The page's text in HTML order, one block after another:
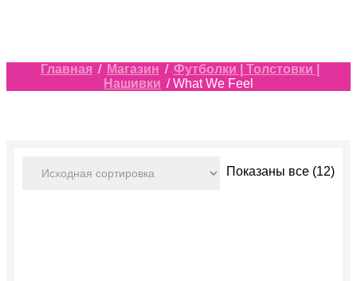
Главная / Магазин / Футболки | Толстовки |
Нашивки / What We Feel
Показаны все (12)